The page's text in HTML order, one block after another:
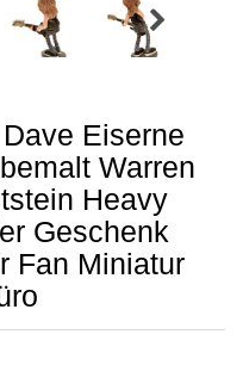
Eiserne
Warren
Heavy
Geschenk
Fan Miniatur